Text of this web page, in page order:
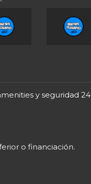
y seguridad 24
o financiación.